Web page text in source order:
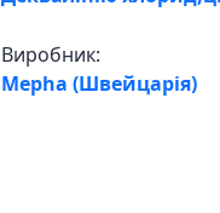
Виробник:
Mepha (Швейцарія)